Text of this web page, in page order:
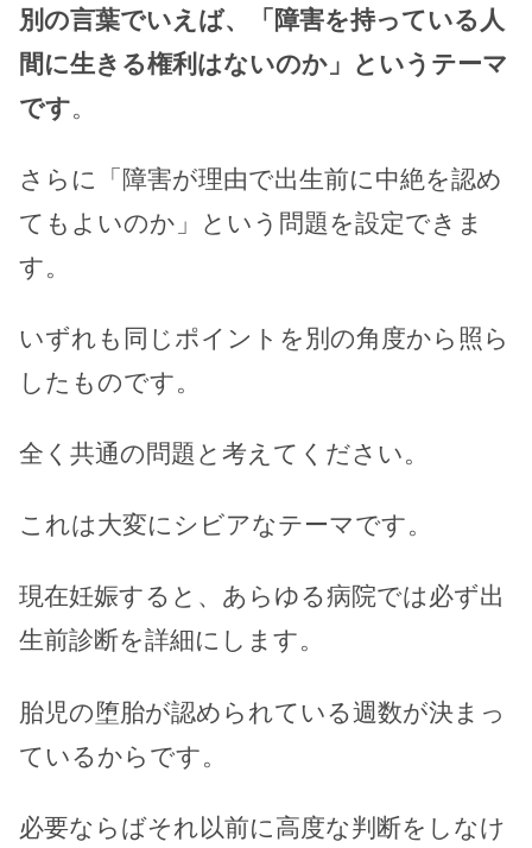
別の言葉でいえば、「障害を持っている人
間に生きる権利はないのか」というテーマ
です。
さらに「障害が理由で出生前に中絶を認め
てもよいのか」という問題を設定できま
す。
いずれも同じポイントを別の角度から照ら
したものです。
全く共通の問題と考えてください。
これは大変にシビアなテーマです。
現在妊娠すると、あらゆる病院では必ず出
生前診断を詳細にします。
胎児の堕胎が認められている週数が決まっ
ているからです。
必要ならばそれ以前に高度な判断をしなけ